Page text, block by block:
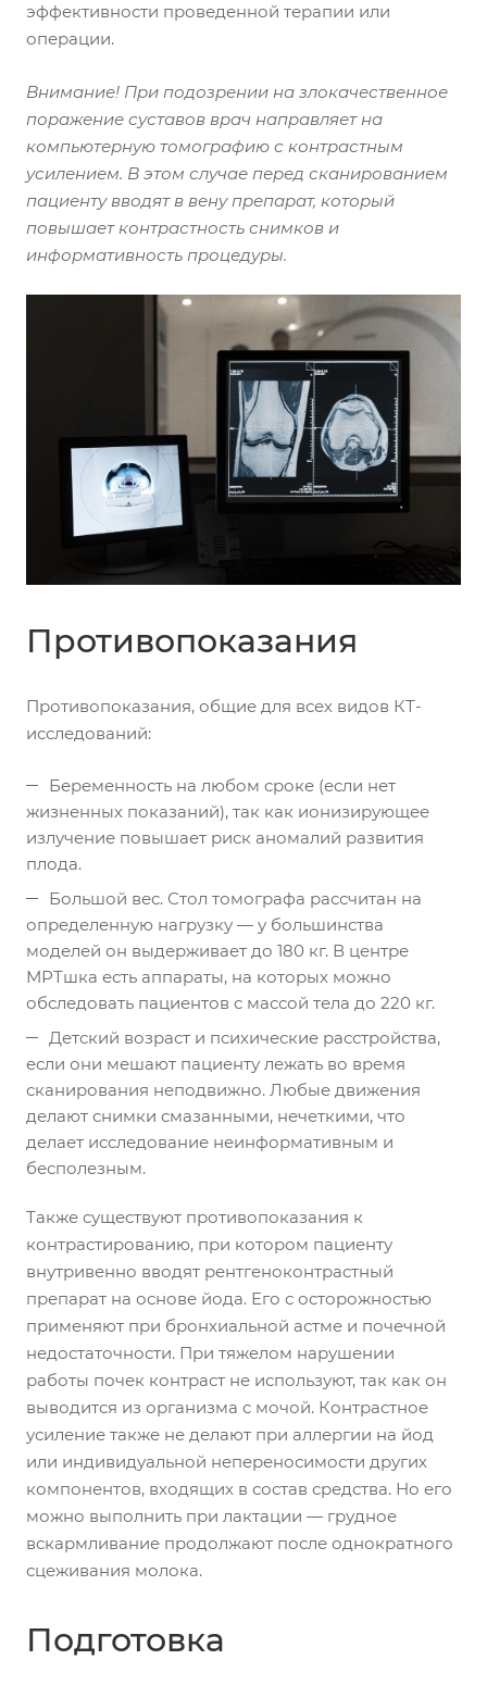
эффективности проведенной терапии или
операции.
Внимание! При подозрении на злокачественное
поражение суставов врач направляет на
компьютерную томографию с контрастным
усилением. В этом случае перед сканированием
пациенту вводят в вену препарат, который
повышает контрастность снимков и
информативность процедуры.
Противопоказания
Противопоказания, общие для всех видов КТ-
исследований:
Беременность на любом сроке (если нет
жизненных показаний), так как ионизирующее
излучение повышает риск аномалий развития
плода.
Большой вес. Стол томографа рассчитан на
определенную нагрузку — у большинства
моделей он выдерживает до 180 кг. В центре
МРТшка есть аппараты, на которых можно
обследовать пациентов с массой тела до 220 кг.
Детский возраст и психические расстройства,
если они мешают пациенту лежать во время
сканирования неподвижно. Любые движения
делают снимки смазанными, нечеткими, что
делает исследование неинформативным и
бесполезным.
Также существуют противопоказания к
контрастированию, при котором пациенту
внутривенно вводят рентгеноконтрастный
препарат на основе йода. Его с осторожностью
применяют при бронхиальной астме и почечной
недостаточности. При тяжелом нарушении
работы почек контраст не используют, так как он
выводится из организма с мочой. Контрастное
усиление также не делают при аллергии на йод
или индивидуальной непереносимости других
компонентов, входящих в состав средства. Но его
можно выполнить при лактации — грудное
вскармливание продолжают после однократного
сцеживания молока.
Подготовка